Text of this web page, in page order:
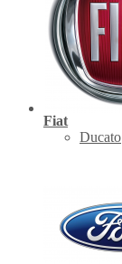
Fiat
Ducato